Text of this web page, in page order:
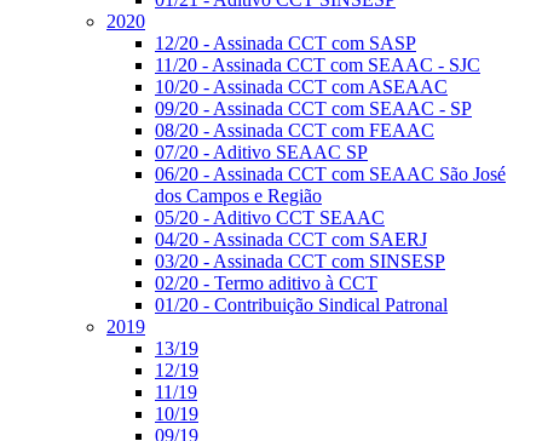
2020
12/20 - Assinada CCT com SASP
11/20 - Assinada CCT com SEAAC - SJC
10/20 - Assinada CCT com ASEAAC
09/20 - Assinada CCT com SEAAC - SP
08/20 - Assinada CCT com FEAAC
07/20 - Aditivo SEAAC SP
06/20 - Assinada CCT com SEAAC São José
dos Campos e Região
05/20 - Aditivo CCT SEAAC
04/20 - Assinada CCT com SAERJ
03/20 - Assinada CCT com SINSESP
02/20 - Termo aditivo à CCT
01/20 - Contribuição Sindical Patronal
2019
13/19
12/19
11/19
10/19
09/19